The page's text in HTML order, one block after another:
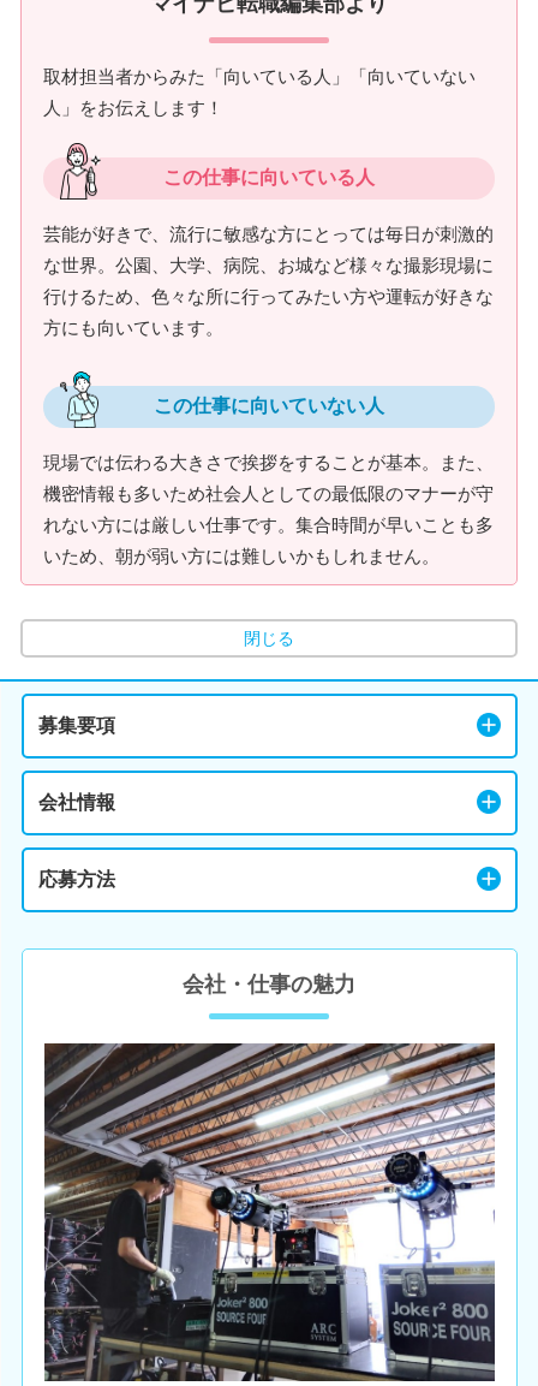
取材担当者からみた「向いている人」「向いていない
人」をお伝えします！
この仕事に向いている人
芸能が好きで、流行に敏感な方にとっては毎日が刺激的
な世界。公園、大学、病院、お城など様々な撮影現場に
行けるため、色々な所に行ってみたい方や運転が好きな
方にも向いています。
この仕事に向いていない人
現場では伝わる大きさで挨拶をすることが基本。また、
機密情報も多いため社会人としての最低限のマナーが守
れない方には厳しい仕事です。集合時間が早いことも多
いため、朝が弱い方には難しいかもしれません。
閉じる
募集要項
会社情報
応募方法
会社・仕事の魅力